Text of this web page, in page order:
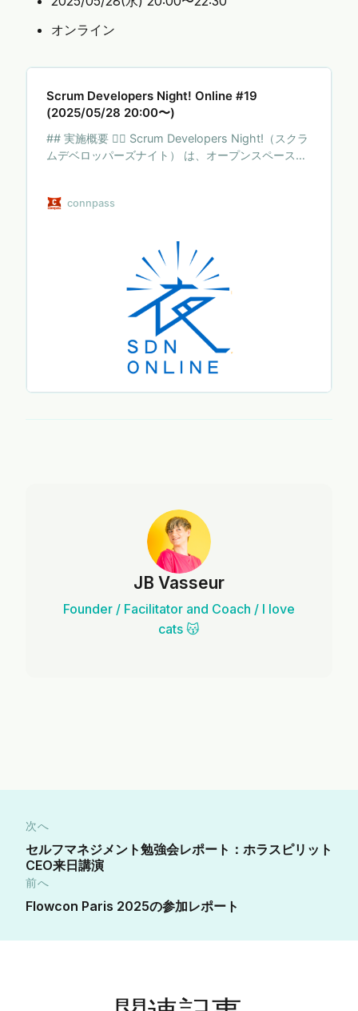
オンライン
Scrum Developers Night! Online #19
(2025/05/28 20:00〜)
## 実施概要 💁‍♀️ Scrum Developers Night!（スクラ
ムデベロッパーズナイト） は、オープンスペーステ
ントです！ 参加者同士のディスカッションを通じ
ス」や「変化に強い設計」をどのように考えるか
等、現場でぶつかった課題や疑問に対して解決のヒ
ントを得ることを目的としています。 ### テーマの
例 以下、参考として過去のテーマをあげさせて頂き
ます。 * 人の入れ替わりが激しいとベロシティの意
connpass
JB Vasseur
Founder / Facilitator and Coach / I love
cats 😽
次へ
セルフマネジメント勉強会レポート：ホラスピリット
CEO来日講演
前へ
Flowcon Paris 2025の参加レポート